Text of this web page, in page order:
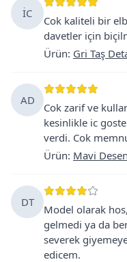
İC
Cok kaliteli bir
davetler için
Ürün: Gri Taş
AD
Cok zarif ve
kesinlikle ic
verdi. Cok
Ürün: Mavi
DT
Model olarak
gelmedi ya da
severek
edicem.